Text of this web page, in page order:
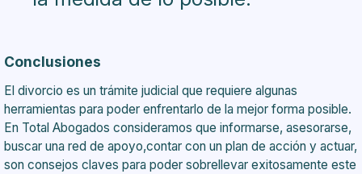
Conclusiones
El divorcio es un trámite judicial que requiere algunas
herramientas para poder enfrentarlo de la mejor forma posible.
En Total Abogadosconsideramos que informarse, asesorarse,
buscar una red de apoyo,contar con un plan de acción y actuar,
son consejos claves para poder sobrellevar exitosamente este